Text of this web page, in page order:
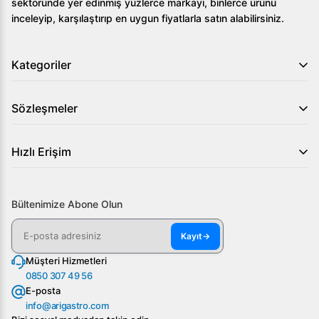
Evet, Öztiryakiler geniş yedek parça ağı ve servis desteği
İşletmenizin gereksinimlerini karşılamak için
adım önüne geçin!
sektöründe yer edinmiş yüzlerce markayı, binlerce ürünü
inceleyip, karşılaştırıp en uygun fiyatlarla satın alabilirsiniz.
Kategoriler
Sözleşmeler
Hızlı Erişim
Bültenimize Abone Olun
Kayıt→
Müşteri Hizmetleri
0850 307 49 56
E-posta
info@arigastro.com